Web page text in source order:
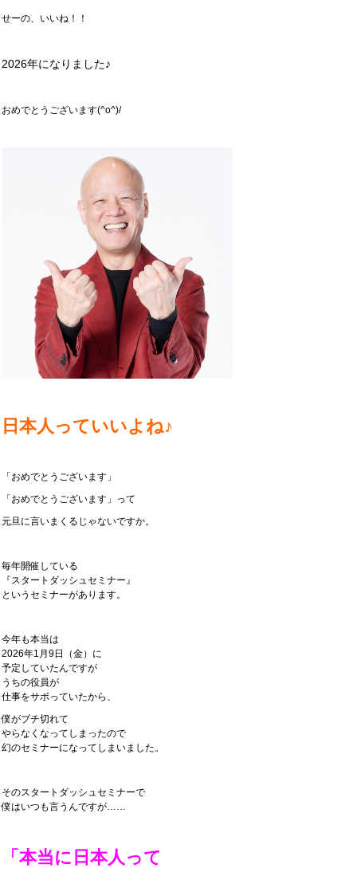
せーの、いいね！！
2026年になりました♪
おめでとうございます(^o^)/
日本人っていいよね♪
「おめでとうございます」
「おめでとうございます」って
元旦に言いまくるじゃないですか。
毎年開催している
『スタートダッシュセミナー』
というセミナーがあります。
今年も本当は
2026年1月9日（金）に
予定していたんですが
うちの役員が
仕事をサボっていたから、
僕がブチ切れて
やらなくなってしまったので
幻のセミナーになってしまいました。
そのスタートダッシュセミナーで
僕はいつも言うんですが……
「本当に日本人って